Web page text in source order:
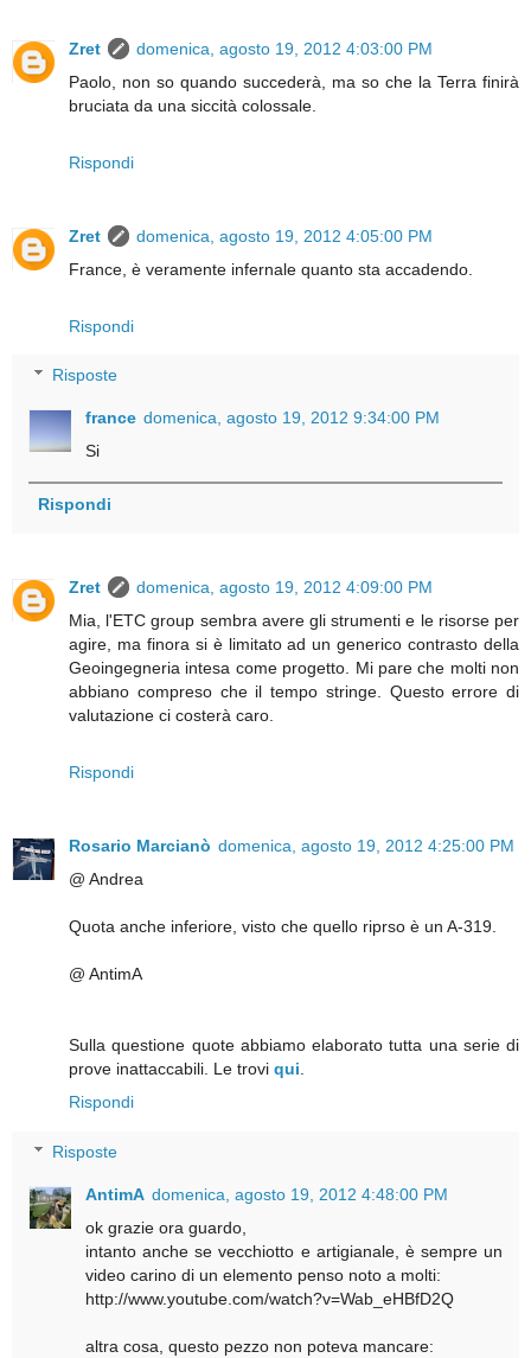
Zret
domenica, agosto 19, 2012 4:03:00 PM
Paolo, non so quando succederà, ma so che la Terra finirà
bruciata da una siccità colossale.
Rispondi
Zret
domenica, agosto 19, 2012 4:05:00 PM
France, è veramente infernale quanto sta accadendo.
Rispondi
Risposte
france domenica, agosto 19, 2012 9:34:00 PM
Si
Rispondi
Zret
domenica, agosto 19, 2012 4:09:00 PM
Mia, l'ETC group sembra avere gli strumenti e le risorse per
agire, ma finora si è limitato ad un generico contrasto della
Geoingegneria intesa come progetto. Mi pare che molti non
abbiano compreso che il tempo stringe. Questo errore di
valutazione ci costerà caro.
Rispondi
Rosario Marcianò domenica, agosto 19, 2012 4:25:00 PM
@ Andrea
Quota anche inferiore, visto che quello riprso è un A-319.
@ AntimA
Sulla questione quote abbiamo elaborato tutta una serie di
prove inattaccabili. Le trovi qui.
Rispondi
Risposte
AntimA domenica, agosto 19, 2012 4:48:00 PM
ok grazie ora guardo,
intanto anche se vecchiotto e artigianale, è sempre un
video carino di un elemento penso noto a molti:
http://www.youtube.com/watch?v=Wab_eHBfD2Q
altra cosa, questo pezzo non poteva mancare: